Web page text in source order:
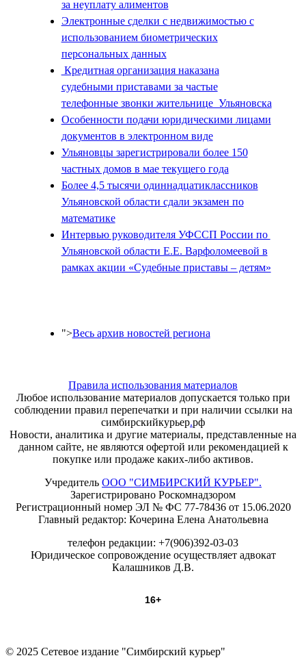
за неуплату алиментов
Электронные сделки с недвижимостью с
использованием биометрических
персональных данных
Кредитная организация наказана
судебными приставами за частые
телефонные звонки жительнице Ульяновска
Особенности подачи юридическими лицами
документов в электронном виде
Ульяновцы зарегистрировали более 150
частных домов в мае текущего года
Более 4,5 тысячи одиннадцатиклассников
Ульяновской области сдали экзамен по
математике
Интервью руководителя УФССП России по
Ульяновской области Е.Е. Варфоломеевой в
рамках акции «Судебные приставы – детям»
">Весь архив новостей региона
Правила использования материалов
Любое использование материалов допускается только при
соблюдении правил перепечатки и при наличии ссылки на
симбирскийкурьер.рф
Новости, аналитика и другие материалы, представленные на
данном сайте, не являются офертой или рекомендацией к
покупке или продаже каких-либо активов.
Учредитель ООО "СИМБИРСКИЙ КУРЬЕР".
Зарегистрировано Роскомнадзором
Регистрационный номер ЭЛ № ФС 77-78436 от 15.06.2020
Главный редактор: Кочерина Елена Анатольевна
телефон редакции: +7(906)392-03-03
Юридическое сопровождение осуществляет адвокат
Калашников Д.В.
16+
© 2025 Сетевое издание "Симбирский курьер"